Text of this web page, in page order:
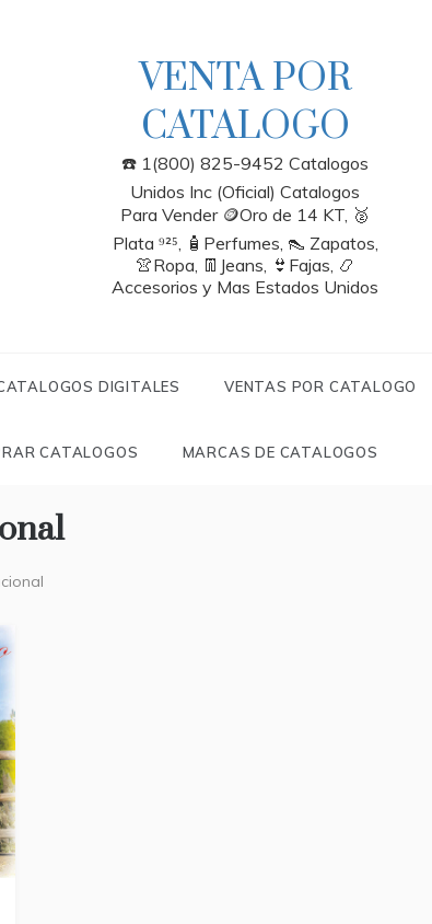
VENTA POR
CATALOGO
☎️ 1(800) 825-9452 Catalogos
Unidos Inc (Oficial) Catalogos
Para Vender 🪙Oro de 14 KT, 🥈
Plata ⁹²⁵, 🧴Perfumes, 👠 Zapatos,
👚Ropa, 👖Jeans, 👙Fajas, 📿
Accesorios y Mas Estados Unidos
DIGITALES VENTAS POR CATALOGO
CATALOGOS MARCAS DE CATALOGOS